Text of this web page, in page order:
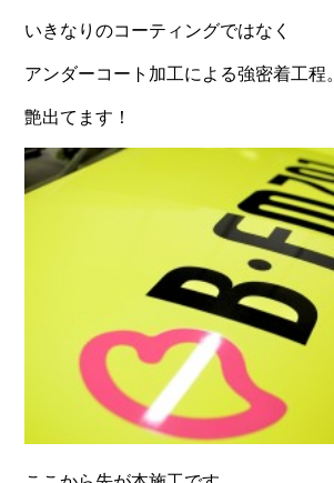
いきなりのコーティングではなく
アンダーコート加工による強密着工程。
艶出てます！